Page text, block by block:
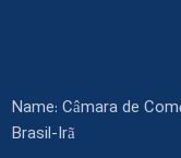
Name: Câmara de
Brasil-Irã